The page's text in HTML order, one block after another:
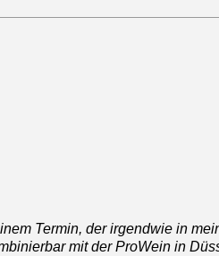
Termin, der irgendwie in
mit der ProWein in